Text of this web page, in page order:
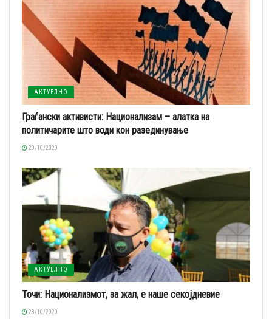
АКТУЕЛНО
Граѓански активисти: Национализам – алатка на
политичарите што води кон разединување
29/10/2020
АКТУЕЛНО
Точи: Национализмот, за жал, е наше секојдневие
28/10/2020